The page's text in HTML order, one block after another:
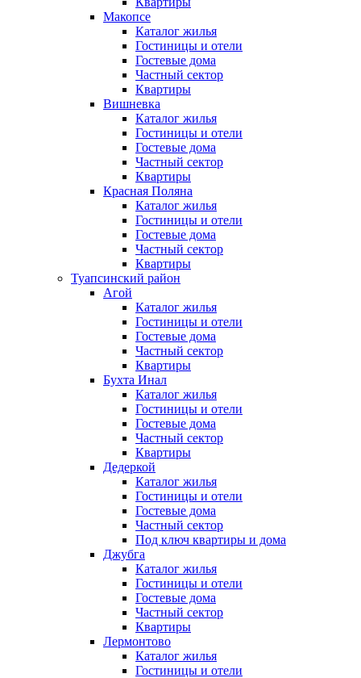
Макопсе
Каталог жилья
Гостиницы и отели
Гостевые дома
Частный сектор
Квартиры
Вишневка
Каталог жилья
Гостиницы и отели
Гостевые дома
Частный сектор
Квартиры
Красная Поляна
Каталог жилья
Гостиницы и отели
Гостевые дома
Частный сектор
Квартиры
Туапсинский район
Агой
Каталог жилья
Гостиницы и отели
Гостевые дома
Частный сектор
Квартиры
Бухта Инал
Каталог жилья
Гостиницы и отели
Гостевые дома
Частный сектор
Квартиры
Дедеркой
Каталог жилья
Гостиницы и отели
Гостевые дома
Частный сектор
Под ключ квартиры и дома
Джубга
Каталог жилья
Гостиницы и отели
Гостевые дома
Частный сектор
Квартиры
Лермонтово
Каталог жилья
Гостиницы и отели